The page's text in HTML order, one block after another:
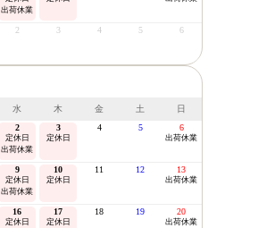
出荷休業
2 3 4 5 6
水 木 金 土
日
2
定休日
出荷休業
3
定休日
4 5 6
出荷休業
9
定休日
出荷休業
10
定休日
11 12 13
出荷休業
16
定休日
17
定休日
18 19 20
出荷休業